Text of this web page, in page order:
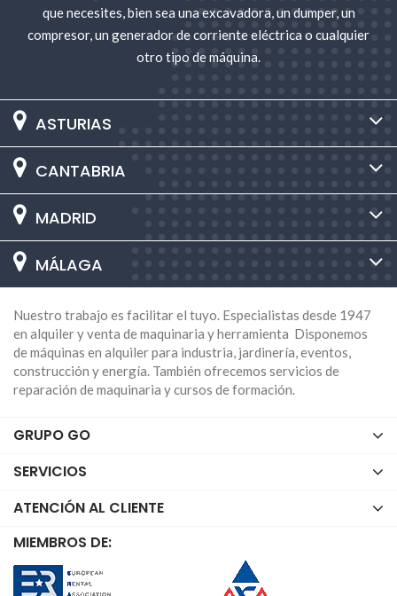
que necesites, bien sea una excavadora, un dumper, un
compresor, un generador de corriente eléctrica o cualquier
otro tipo de máquina.
ASTURIAS
CANTABRIA
MADRID
MÁLAGA
Nuestro trabajo es facilitar el tuyo. Especialistas desde 1947
en alquiler y venta de maquinaria y herramienta Disponemos
de máquinas en alquiler para industria, jardinería, eventos,
construcción y energía. También ofrecemos servicios de
reparación de maquinaria y cursos de formación.
GRUPO GO
SERVICIOS
ATENCIÓN AL CLIENTE
MIEMBROS DE: